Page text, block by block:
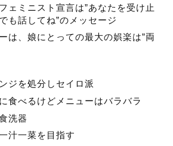
ェミニスト宣言は”あなたを受け止
も話してね”のメッセージ
は、娘にとっての最大の娯楽は”両
ジを処分しセイロ派
食べるけどメニューはバラバラ
洗器
汁一菜を目指す